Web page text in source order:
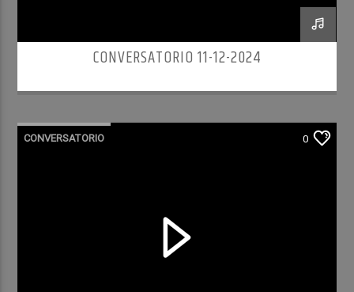
CONVERSATORIO 11-12-2024
CONVERSATORIO 0